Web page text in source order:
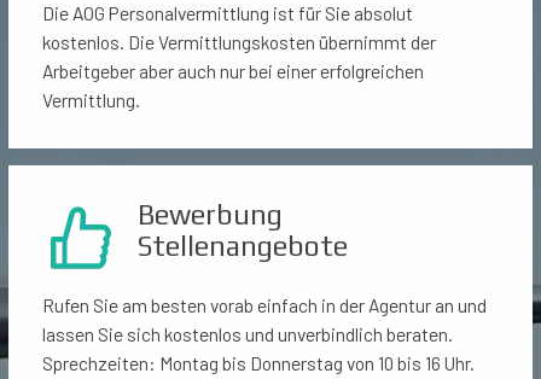
Die AOG Personalvermittlung ist für Sie absolut
kostenlos. Die Vermittlungskosten übernimmt der
Arbeitgeber aber auch nur bei einer erfolgreichen
Vermittlung.
Bewerbung
Stellenangebote
Rufen Sie am besten vorab einfach in der Agentur an und
lassen Sie sich kostenlos und unverbindlich beraten.
Sprechzeiten: Montag bis Donnerstag von 10 bis 16 Uhr.